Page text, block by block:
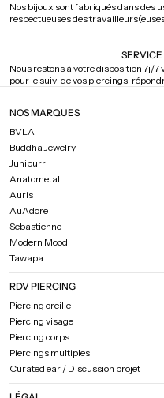
Nos bijoux sont fabriqués dans des
respectueuses des
Nous restons à votre disposition 7j/7
pour le suivi de vos piercings,
NOS MARQUES
BVLA
Buddha Jewelry
Junipurr
Anatometal
Auris
AuAdore
Sebastienne
Modern Mood
Tawapa
RDV PIERCING
Piercing oreille
Piercing visage
Piercing corps
Piercings multiples
Curated ear / Discussion projet